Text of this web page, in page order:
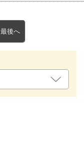
最後へ